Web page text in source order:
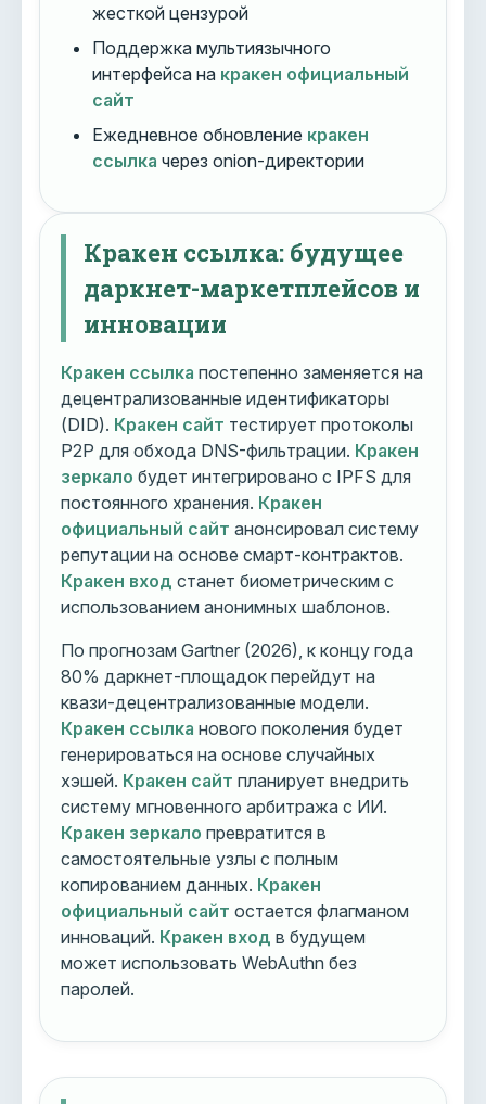
жесткой цензурой
Поддержка мультиязычного
интерфейса на кракен официальный
сайт
Ежедневное обновление кракен
ссылка через onion-директории
Кракен ссылка: будущее
даркнет-маркетплейсов и
инновации
Кракен ссылка постепенно заменяется на
децентрализованные идентификаторы
(DID). Кракен сайт тестирует протоколы
P2P для обхода DNS-фильтрации. Кракен
зеркало будет интегрировано с IPFS для
постоянного хранения. Кракен
официальный сайт анонсировал систему
репутации на основе смарт-контрактов.
Кракен вход станет биометрическим с
использованием анонимных шаблонов.
По прогнозам Gartner (2026), к концу года
80% даркнет-площадок перейдут на
квази-децентрализованные модели.
Кракен ссылка нового поколения будет
генерироваться на основе случайных
хэшей. Кракен сайт планирует внедрить
систему мгновенного арбитража с ИИ.
Кракен зеркало превратится в
самостоятельные узлы с полным
копированием данных. Кракен
официальный сайт остается флагманом
инноваций. Кракен вход в будущем
может использовать WebAuthn без
паролей.